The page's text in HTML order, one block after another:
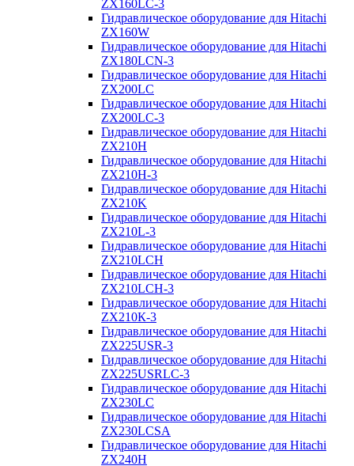
ZX160LC-3
Гидравлическое оборудование для Hitachi
ZX160W
Гидравлическое оборудование для Hitachi
ZX180LCN-3
Гидравлическое оборудование для Hitachi
ZX200LC
Гидравлическое оборудование для Hitachi
ZX200LC-3
Гидравлическое оборудование для Hitachi
ZX210H
Гидравлическое оборудование для Hitachi
ZX210H-3
Гидравлическое оборудование для Hitachi
ZX210K
Гидравлическое оборудование для Hitachi
ZX210L-3
Гидравлическое оборудование для Hitachi
ZX210LCH
Гидравлическое оборудование для Hitachi
ZX210LCH-3
Гидравлическое оборудование для Hitachi
ZX210К-3
Гидравлическое оборудование для Hitachi
ZX225USR-3
Гидравлическое оборудование для Hitachi
ZX225USRLC-3
Гидравлическое оборудование для Hitachi
ZX230LC
Гидравлическое оборудование для Hitachi
ZX230LCSA
Гидравлическое оборудование для Hitachi
ZX240H